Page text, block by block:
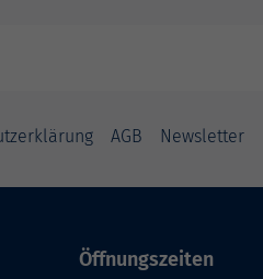
AGB Newsletter
Öffnungszeiten